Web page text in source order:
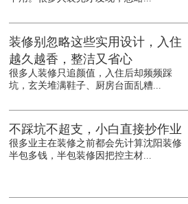
装修别忽略这些实用设计，入住
越久越香，整洁又省心
很多人装修只追颜值，入住后却频频踩
坑，玄关堆满鞋子、厨房台面乱糟...
不踩坑不超支，小白直接抄作业
很多业主在装修之前都会先计算沈阳装修
半包多钱，半包装修因把控主材...